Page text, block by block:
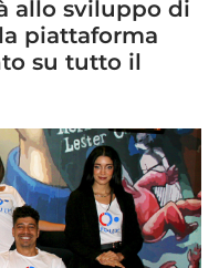
allo sviluppo di
piattaforma
su tutto il